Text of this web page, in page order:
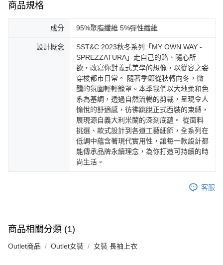
商品規格
成分 95%聚脂纖維 5%彈性纖維
設計概念
SST&C 2023秋冬系列「MY OWN WAY -
SPREZZATURA」走自己的路、隨心所
欲，改寫你對義式美學的想像，以從容之姿
穿梭都市日常。 隨著季節從秋轉向冬，微
醺的氛圍輕輕籠罩。本季我們以大地柔和色
系為基調，透過自然流暢的剪裁，呈現令人
愉悅的舒適感，彷彿跳脫正式西裝的束縛，
展現源自義大利米蘭的深刻底蘊。 從面料
挑選、款式設計到各道工藝細節，全系列在
低調中蘊含著現代實用性，讓每一款設計都
能傳承品牌永續理念，為你打造可持續的時
尚生活。
客服
商品相關分類 (1)
Outlet商品 Outlet女裝 女裝 長袖上衣